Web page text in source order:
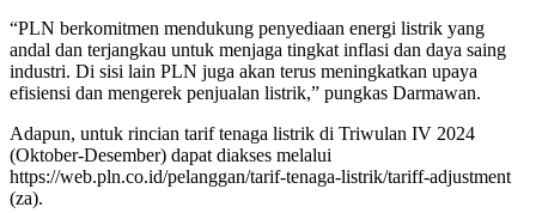
“PLN berkomitmen mendukung penyediaan energi listrik yang
andal dan terjangkau untuk menjaga tingkat inflasi dan daya saing
industri. Di sisi lain PLN juga akan terus meningkatkan upaya
efisiensi dan mengerek penjualan listrik,” pungkas Darmawan.
Adapun, untuk rincian tarif tenaga listrik di Triwulan IV 2024
(Oktober-Desember) dapat diakses melalui
https://web.pln.co.id/pelanggan/tarif-tenaga-listrik/tariff-adjustment
(za).